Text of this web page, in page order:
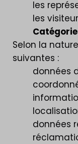
les
les
Selon la
suivantes :
données
données